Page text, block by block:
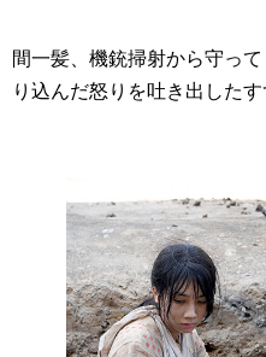
間一髪、機銃掃射から守っ
り込んだ怒りを吐き出したす